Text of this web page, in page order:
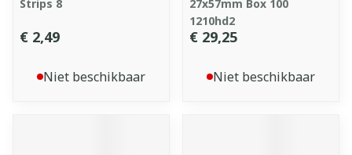
Strips 8
€ 2,49
Niet beschikbaar
27x57mm Box 100
1210hd2
€ 29,25
Niet beschikbaar